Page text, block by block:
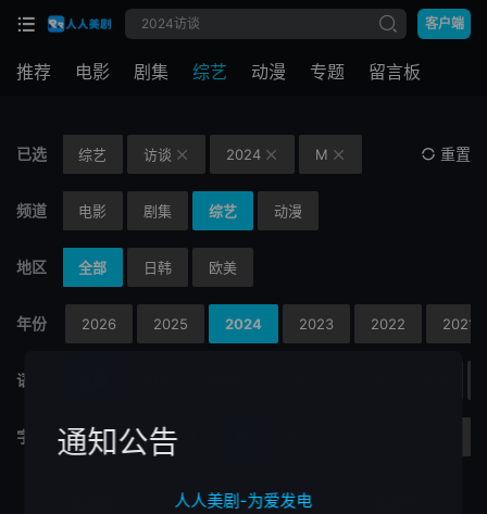
客户端
推荐 电影 剧集 综艺 动漫 专题 留言板
已选 综艺 访谈  2024  M  重置
频道 电影 剧集 综艺 动漫
地区 全部 日韩 欧美
年份
全部 2026 2025 2024 2023 2022 2021
语言
字母
H I J K
按最热
通知公告
人人美剧-为爱发电